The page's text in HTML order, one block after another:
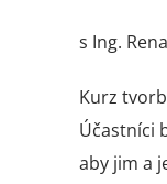
s Ing.
Kurz
Účastníci
aby jim a